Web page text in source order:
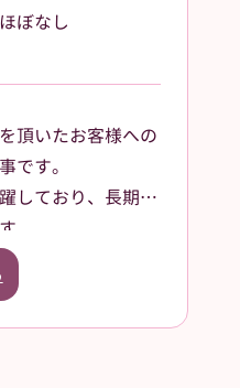
ぼなし
頂いたお客様への
です。
しており、長期就
。
ため、協力し合い
ます。また業務手